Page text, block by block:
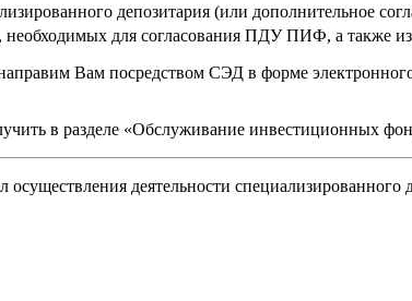
депозитария (или дополнительное
, необходимых для согласования ПДУ ПИФ, а также
Вам посредством СЭД в форме электронного
в разделе «Обслуживание инвестиционных
деятельности